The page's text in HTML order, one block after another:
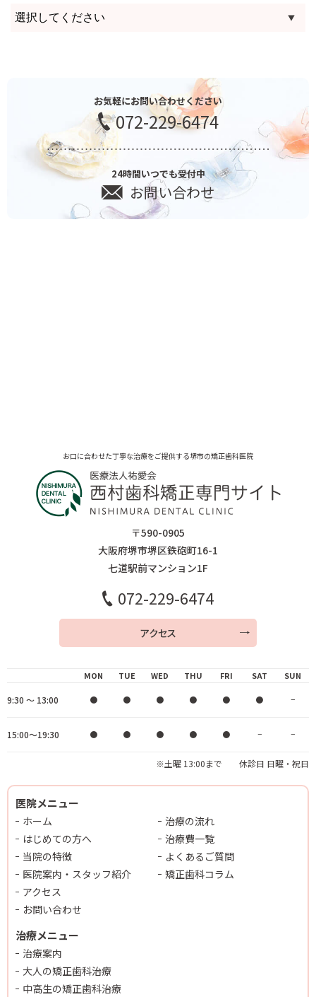
お気軽にお問い合わせください
072-229-6474
24時間いつでも受付中
お問い合わせ
お口に合わせた丁寧な治療をご提供する堺市の矯正歯科医院
〒590-0905
大阪府堺市堺区鉄砲町16-1
七道駅前マンション1F
072-229-6474
アクセス
MON TUE WED THU FRI SAT SUN
※土曜 13:00まで 休診日 日曜・祝日
9:30 ～ 13:00 ● ● ● ● ● ● −
15:00～19:30 ● ● ● ● ● − −
医院メニュー
ホーム
はじめての方へ
当院の特徴
医院案内・スタッフ紹介
治療の流れ
治療費一覧
よくあるご質問
矯正歯科コラム
アクセス
お問い合わせ
治療メニュー
治療案内
大人の矯正歯科治療
中高生の矯正歯科治療